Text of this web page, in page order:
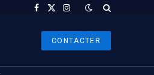
Facebook
X
Instagram
CONTACTER